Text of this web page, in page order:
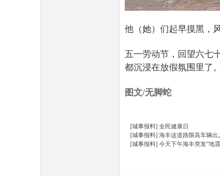
他（她）们起早摸黑，
五一劳动节，回望六七
都沉浸在放假氛围里了
图文/无脚蛇
[城事报料] 全民健康日
[城事报料] 海丰这道路限高车辆出
[城事报料] 今天下午海丰突发“地